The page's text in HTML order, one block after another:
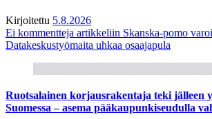
Kirjoitettu 5.8.2026
Ei kommentteja artikkeliin Skanska-pomo
Datakeskustyömaita uhkaa osaajapula
Ruotsalainen korjausrakentaja teki jälleen
Suomessa – asema pääkaupunkiseudulla